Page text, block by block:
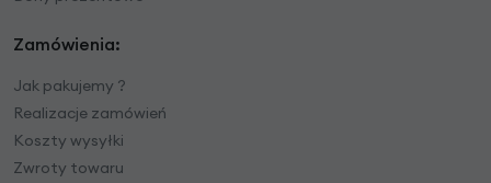
Zamówienia:
Jak pakujemy ?
Realizacje zamówień
Koszty wysyłki
Zwroty towaru